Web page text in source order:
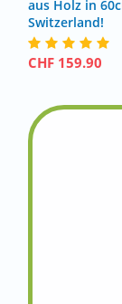
aus Holz in
Switzerland!
CHF 159.90